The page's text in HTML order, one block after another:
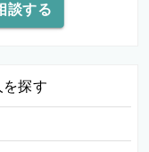
談する
を探す